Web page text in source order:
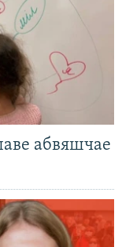
абвяшчае